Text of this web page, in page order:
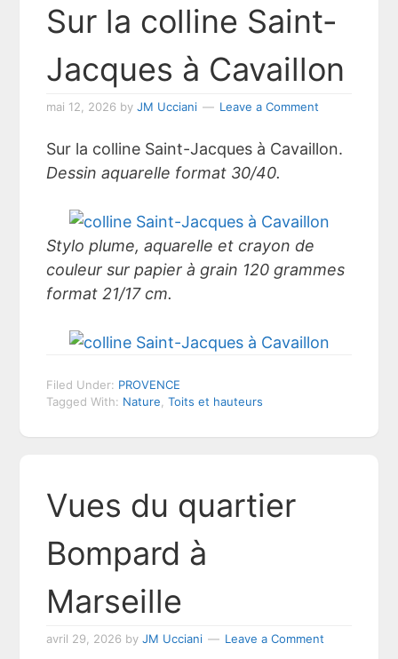
Sur la colline Saint-
Jacques à Cavaillon
mai 12, 2026 byJM Ucciani Leave a Comment
Sur la colline Saint-Jacques à Cavaillon.
Dessin aquarelle format 30/40.
Stylo plume, aquarelle et crayon de
couleur sur papier à grain 120 grammes
format 21/17 cm.
Filed Under: PROVENCE
Tagged With: Nature ,Toits et hauteurs
Vues du quartier
Bompard à
Marseille
avril 29, 2026 byJM Ucciani Leave a Comment